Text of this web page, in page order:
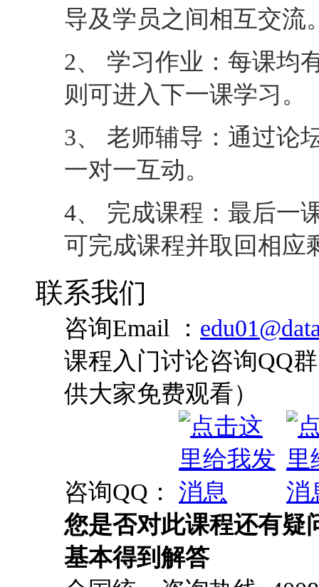
导及学员之间相互交流
2、 学习作业：每课均
则可进入下一课学习。
3、 老师辅导：通过论
一对一互动。
4、 完成课程：最后一
可完成课程并取回相应
联系我们
咨询Email ：
课程入门讨论咨询QQ
供大家免费观看）
咨询QQ：
您是否对此课程还有疑
基本得到解答